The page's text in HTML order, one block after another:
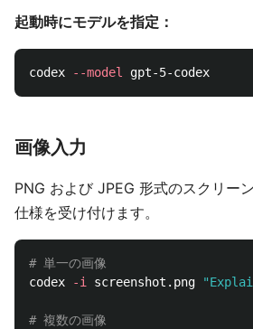
起動時にモデルを指定：
codex --model
画像入力
PNG および JPEG 形式のスクリー
仕様を受け付けます。
# 単一の画像
codex
-i screenshot.png
# 複数の画像